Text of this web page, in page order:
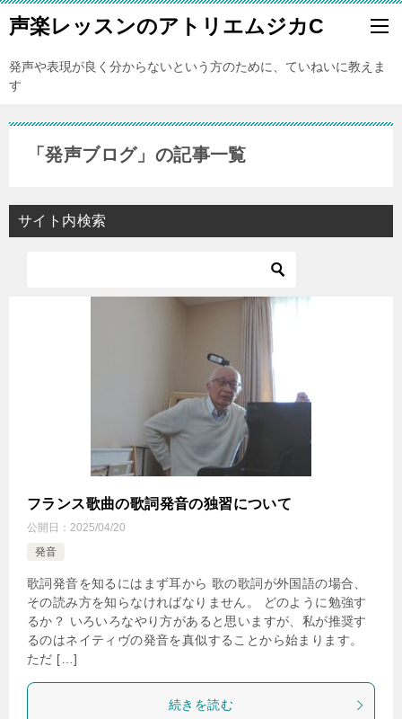
声楽レッスンのアトリエムジカC
発声や表現が良く分からないという方のために、ていねいに教えま
す
「発声ブログ」の記事一覧
サイト内検索
フランス歌曲の歌詞発音の独習について
公開日： 2025/04/20
発音
歌詞発音を知るにはまず耳から 歌の歌詞が外国語の場合、
その読み方を知らなければなりません。 どのように勉強す
るか？ いろいろなやり方があると思いますが、私が推奨す
るのはネイティヴの発音を真似することから始まります。
ただ […]
続きを読む